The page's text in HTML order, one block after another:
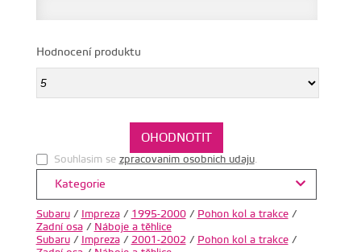
Hodnocení produktu
Souhlasim se zpracovanim osobnich udaju.
Kategorie
Subaru/ Impreza/ 1995-2000/ Pohon kol a trakce/
Zadní osa/ Náboje a těhlice
Subaru/ Impreza/ 2001-2002 / Pohon kol a trakce/